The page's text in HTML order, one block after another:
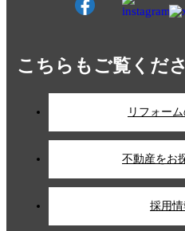
こちらもご覧くだ
リフォー
不動産をお
採用